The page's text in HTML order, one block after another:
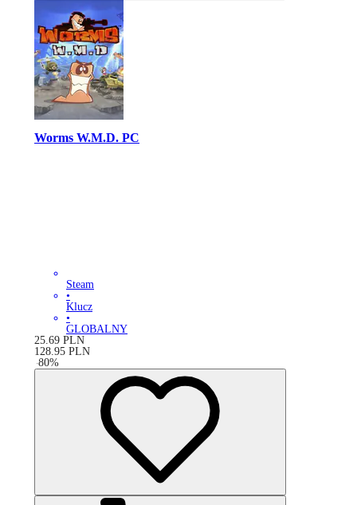
Worms W.M.D. PC
Steam
•
Klucz
•
GLOBALNY
25.69 PLN
128.95 PLN
-80%